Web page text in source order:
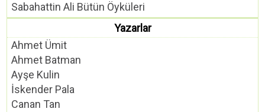
Sabahattin Ali Bütün Öyküleri
Yazarlar
Ahmet Ümit
Ahmet Batman
Ayşe Kulin
İskender Pala
Canan Tan